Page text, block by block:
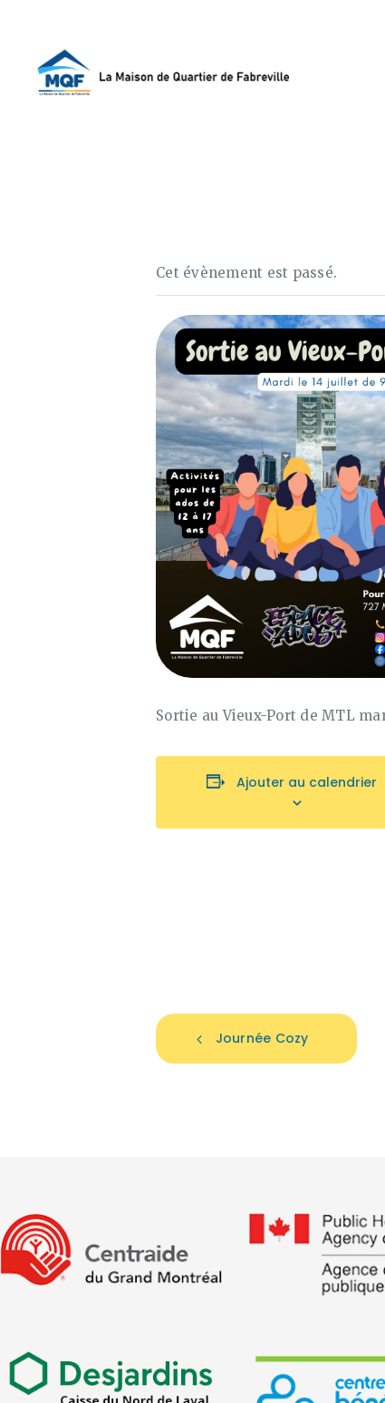
Cet évènement est passé.
Sortie au Vieux-Port de MTL
Ajouter au calendrier
Journée Cozy